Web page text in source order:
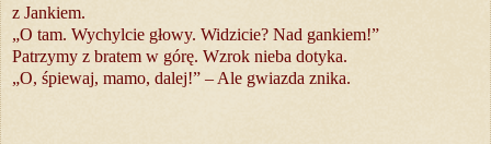
z Jan­kiem.
„O tam. Wy­chyl­cie gło­wy. Wi­dzi­cie? Nad gan­kiem!”
Pa­trzy­my z bra­tem w górę. Wzrok nie­ba do­ty­ka.
„O, śpie­waj, mamo, da­lej!” – Ale gwiaz­da zni­ka.